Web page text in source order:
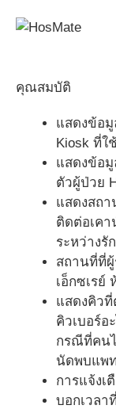
คุณสมบัติ
แสดงข้อมู
Kiosk ที่ใ
แสดงข้อ
ตัวผู้ป่วย
แสดงสถา
ติดต่อเคา
ระหว่างรั
สถานที่ที่ผู้
เอ็กซเรย์
แสดงคิวที่
คิวเบอร์อ
กรณีที่คน
นัดพบแพ
การแจ้งเ
บอกเวลา